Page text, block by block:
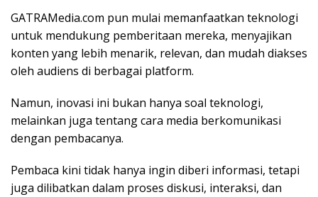
GATRAMedia.com pun mulai memanfaatkan teknologi
untuk mendukung pemberitaan mereka, menyajikan
konten yang lebih menarik, relevan, dan mudah diakses
oleh audiens di berbagai platform.
Namun, inovasi ini bukan hanya soal teknologi,
melainkan juga tentang cara media berkomunikasi
dengan pembacanya.
Pembaca kini tidak hanya ingin diberi informasi, tetapi
juga dilibatkan dalam proses diskusi, interaksi, dan